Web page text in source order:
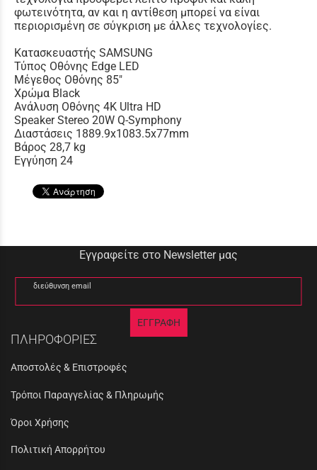
φωτεινότητα, αν και η αντίθεση μπορεί να είναι
περιορισμένη σε σύγκριση με άλλες τεχνολογίες.
Κατασκευαστής SAMSUNG
Τύπος Οθόνης Edge LED
Μέγεθος Οθόνης 85"
Χρώμα Black
Ανάλυση Οθόνης 4K Ultra HD
Speaker Stereo 20W Q-Symphony
Διαστάσεις 1889.9x1083.5x77mm
Βάρος 28,7 kg
Εγγύηση 24
Εγγραφείτε στο Newsletter μας
διεύθυνση email
ΕΓΓΡΑΦΗ
ΠΛΗΡΟΦΟΡΙΕΣ
Αποστολές & Επιστροφές
Τρόποι Παραγγελίας & Πληρωμής
Όροι Χρήσης
Πολιτική Απορρήτου